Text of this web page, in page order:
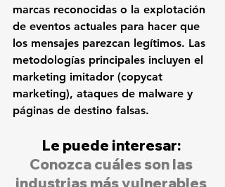
marcas reconocidas o la explotación
de eventos actuales para hacer que
los mensajes parezcan legítimos. Las
metodologías principales incluyen el
marketing imitador (copycat
marketing), ataques de malware y
páginas de destino falsas.
Le puede interesar:
Conozca cuáles son las
industrias más vulnerables